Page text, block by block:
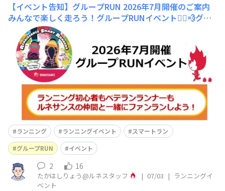
【イベント告知】グループRUN 2026年7月開催のご案内
みんなで楽しく走ろう！グループRUNイベント🏃‍♀️💨グル
ープRUNは、それぞれの走力に合わせて無理なく楽しめ
る"ファンラン"イベント🌈美しい景色を眺めたり、仲間と
の会話を楽しみながら走れるので、普段のランニングとは
一味違う心地よさがあります。🌙🎐みんなで一緒に体を動
かして、心も体も爽快にリフレッシ
ランニング ランニングイベント
スマートラン
グループRUN
イベント
2 16
たかはしりょう@ルネスタッフ | 07/03 | ランニングイ
ベント